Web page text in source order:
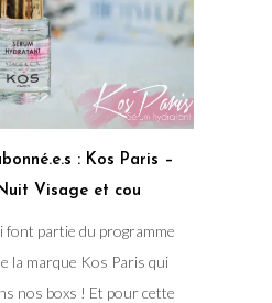
: Kos Paris –
Visage et cou
font partie du programme
la marque Kos Paris qui
nos boxs ! Et pour cette